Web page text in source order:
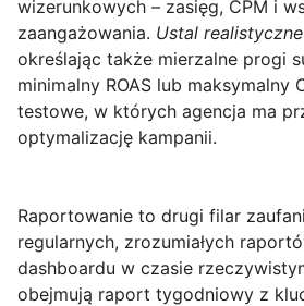
wizerunkowych – zasięg, CPM i
zaangażowania. Ustal
określając także mierzalne progi
minimalny ROAS lub maksymalny
testowe, w których agencja ma
optymalizację kampanii.
Raportowanie to drugi filar
regularnych, zrozumiałych
dashboardu w czasie
obejmują raport tygodniowy z